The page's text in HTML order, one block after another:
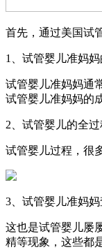
首先，通过美国试
1、试管婴儿准妈
试管婴儿准妈妈通
试管婴儿准妈妈的
2、试管婴儿的全过
试管婴儿过程，很
3、试管婴儿准妈
这也是试管婴儿屡
精等现象，这些都